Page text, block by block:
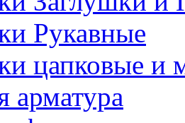
Рукавные
цапковые и
арматура